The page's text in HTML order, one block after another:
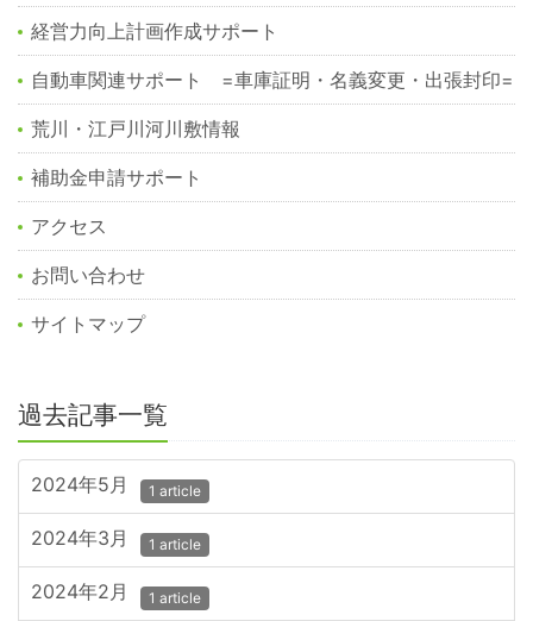
経営力向上計画作成サポート
自動車関連サポート =車庫証明・名義変更・出張封印=
荒川・江戸川河川敷情報
補助金申請サポート
アクセス
お問い合わせ
サイトマップ
過去記事一覧
2024年5月 1 article
2024年3月 1 article
2024年2月 1 article